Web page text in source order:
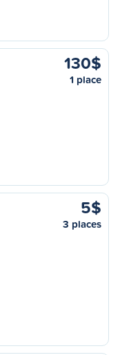
130$
1 place
5$
3 places